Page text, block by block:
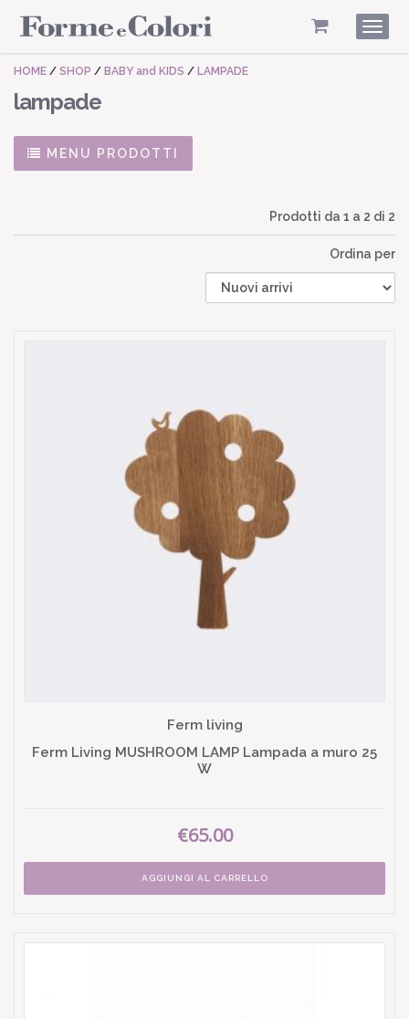
HOME / SHOP / BABY and KIDS / LAMPADE
lampade
MENU PRODOTTI
Prodotti da 1 a 2 di 2
Ordina per
Ferm living
Ferm Living MUSHROOM LAMP Lampada a muro 25
W
€65.00
AGGIUNGI AL CARRELLO